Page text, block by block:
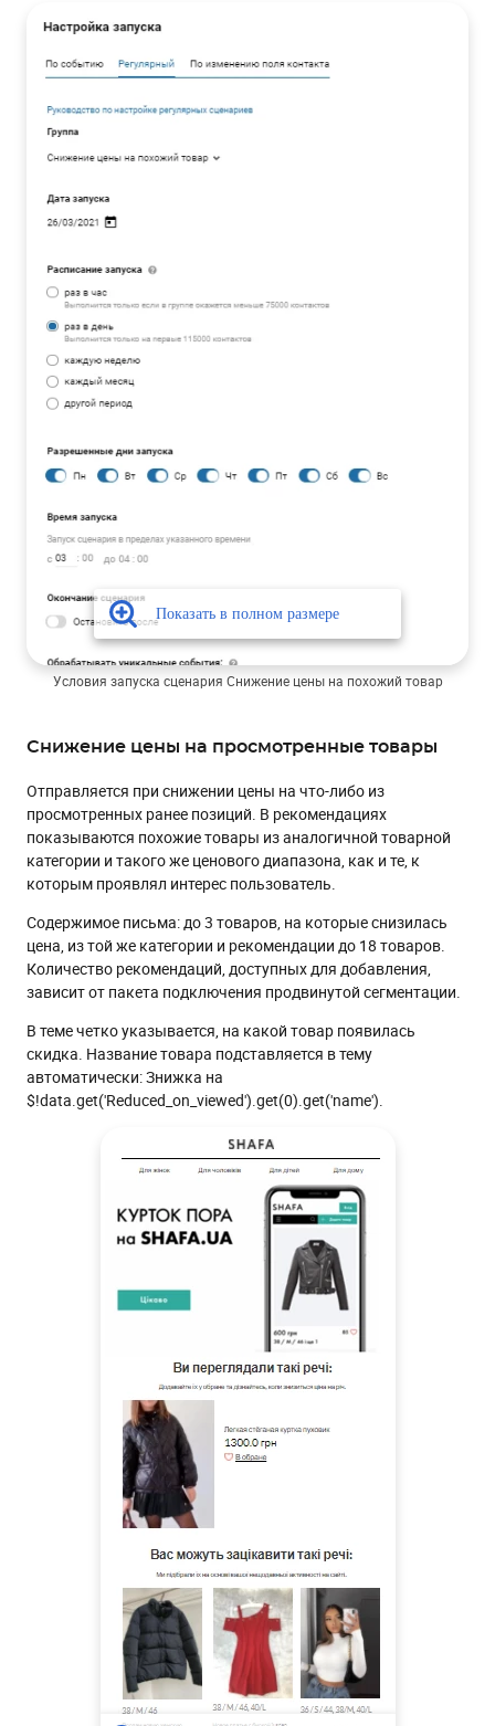
Условия запуска сценария Снижение цены на похожий товар
Снижение цены на просмотренные товары
Отправляется при снижении цены на что-либо из
просмотренных ранее позиций. В рекомендациях
показываются похожие товары из аналогичной товарной
категории и такого же ценового диапазона, как и те, к
которым проявлял интерес пользователь.
Содержимое письма: до 3 товаров, на которые снизилась
цена, из той же категории и рекомендации до 18 товаров.
Количество рекомендаций, доступных для добавления,
зависит от пакета подключения продвинутой сегментации.
В теме четко указывается, на какой товар появилась
скидка. Название товара подставляется в тему
автоматически: Знижка на
$!data.get('Reduced_on_viewed').get(0).get('name').